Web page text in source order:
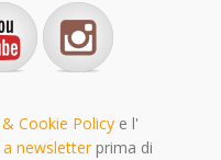
Cookie Policy e l'
newsletterprima di